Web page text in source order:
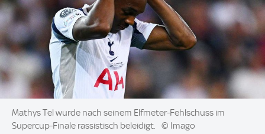
Image:
Mathys Tel wurde nach seinem Elfmeter-Fehlschuss im
Supercup-Finale rassistisch beleidigt.
© Imago